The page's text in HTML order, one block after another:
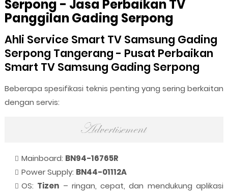
Serpong - Jasa Perbaikan TV
Panggilan Gading Serpong
Ahli Service Smart TV Samsung Gading
Serpong Tangerang - Pusat Perbaikan
Smart TV Samsung Gading Serpong
Beberapa spesifikasi teknis penting yang sering berkaitan
dengan servis:
Mainboard: BN94-16765R
Power Supply: BN44-01112A
OS: Tizen – ringan, cepat, dan mendukung aplikasi